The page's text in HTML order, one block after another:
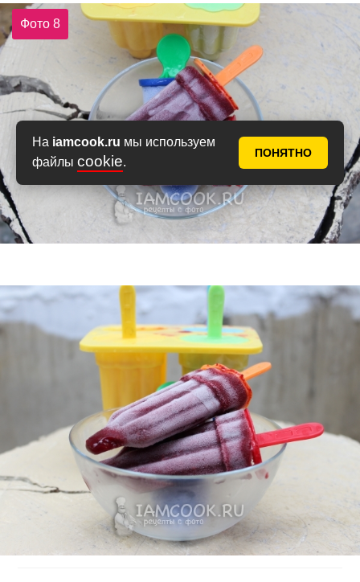
На iamcook.ru мы используем
файлы cookie.
ПОНЯТНО
Фото 8